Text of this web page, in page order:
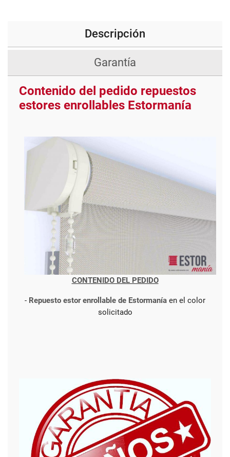
Descripción
Garantía
Contenido del pedido repuestos
estores enrollables Estormanía
CONTENIDO DEL PEDIDO
- Repuesto estor enrollable de Estormanía en el color
solicitado